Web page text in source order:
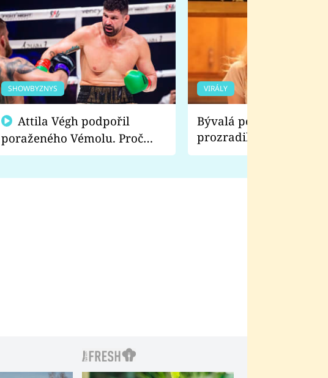
SHOWBYZNYS
poraženého Vémolu. Proč
chce raději zápasit s ním než
VIRÁLY
Bývalá pornoherečka
prozradila, co ji
natáčení Euforie.